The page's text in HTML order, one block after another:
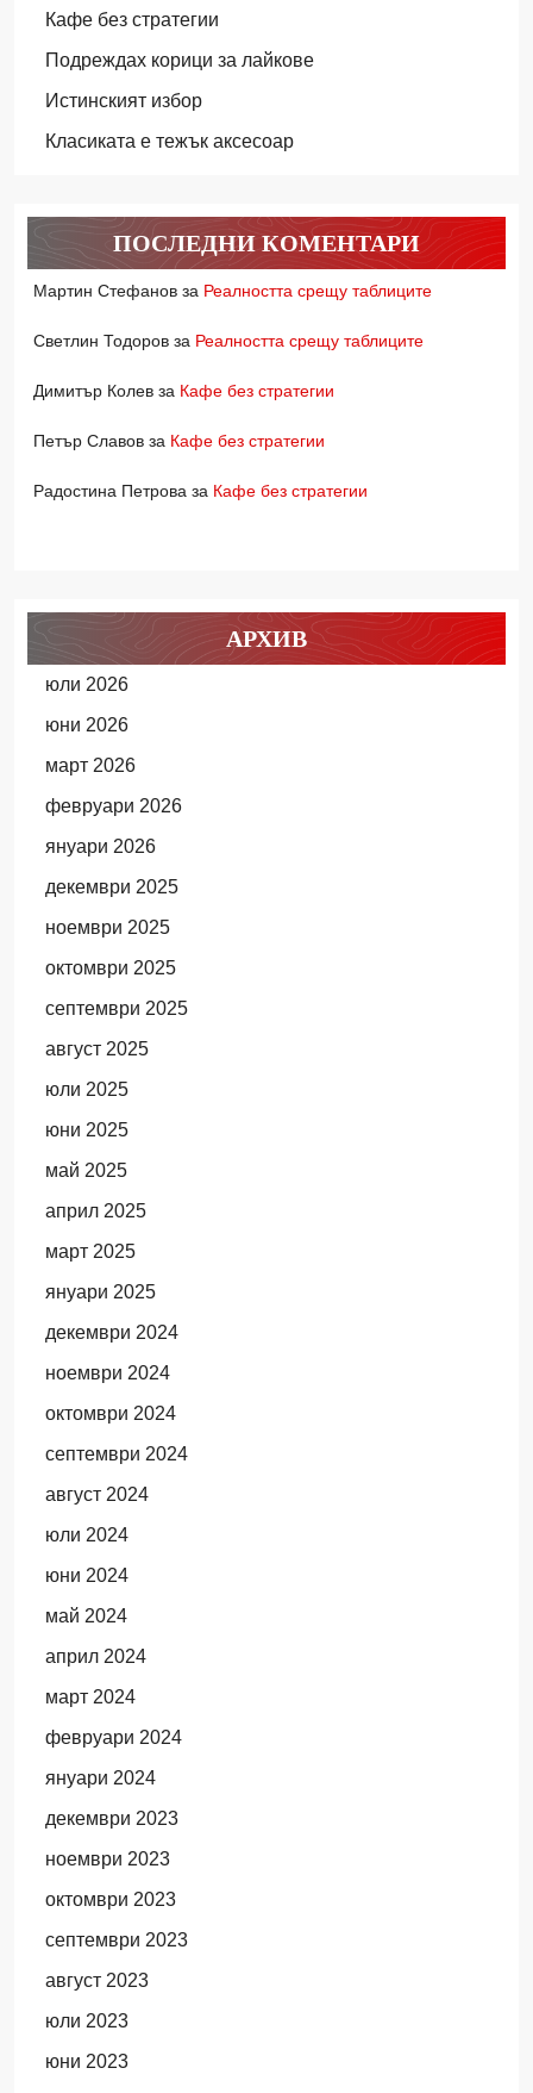
Кафе без стратегии
Подреждах корици за лайкове
Истинският избор
Класиката е тежък аксесоар
ПОСЛЕДНИ КОМЕНТАРИ
Мартин Стефанов за Реалността срещу таблиците
Светлин Тодоров за Реалността срещу таблиците
Димитър Колев за Кафе без стратегии
Петър Славов за Кафе без стратегии
Радостина Петрова за Кафе без стратегии
АРХИВ
юли 2026
юни 2026
март 2026
февруари 2026
януари 2026
декември 2025
ноември 2025
октомври 2025
септември 2025
август 2025
юли 2025
юни 2025
май 2025
април 2025
март 2025
януари 2025
декември 2024
ноември 2024
октомври 2024
септември 2024
август 2024
юли 2024
юни 2024
май 2024
април 2024
март 2024
февруари 2024
януари 2024
декември 2023
ноември 2023
октомври 2023
септември 2023
август 2023
юли 2023
юни 2023